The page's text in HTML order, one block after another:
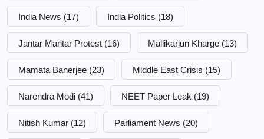
India News (17) India Politics (18)
Jantar Mantar Protest (16) Mallikarjun Kharge (13)
Mamata Banerjee (23) Middle East Crisis (15)
Narendra Modi (41) NEET Paper Leak (19)
Nitish Kumar (12) Parliament News (20)